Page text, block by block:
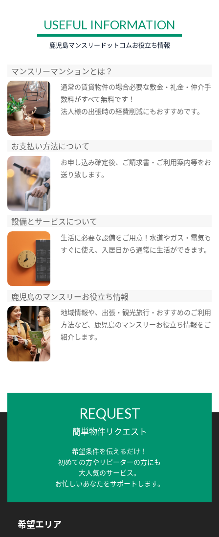
USEFUL INFORMATION
鹿児島マンスリードットコムお役立ち情報
マンスリーマンションとは？
通常の賃貸物件の場合必要な敷金・礼金・仲介手
数料がすべて無料です！
法人様の出張時の経費削減にもおすすめです。
お支払い方法について
お申し込み確定後、ご請求書・ご利用案内等をお
送り致します。
設備とサービスについて
生活に必要な設備をご用意！水道やガス・電気も
すぐに使え、入居日から通常に生活ができます。
鹿児島のマンスリーお役立ち情報
地域情報や、出張・観光旅行・おすすめのご利用
方法など、鹿児島のマンスリーお役立ち情報をご
紹介します。
REQUEST
簡単物件リクエスト
希望条件を伝えるだけ！
初めての方やリピーターの方にも
大人気のサービス。
お忙しいあなたをサポートします。
希望エリア